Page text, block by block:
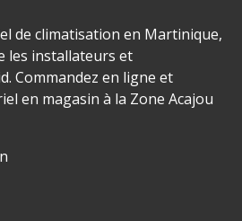
de climatisation en Martinique,
les installateurs et
Commandez en ligne et
en magasin à la Zone Acajou